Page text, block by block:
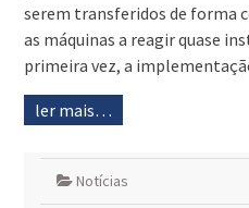
serem transferidos de forma
as máquinas a reagir quase
primeira vez, a
ler mais…
Notícias